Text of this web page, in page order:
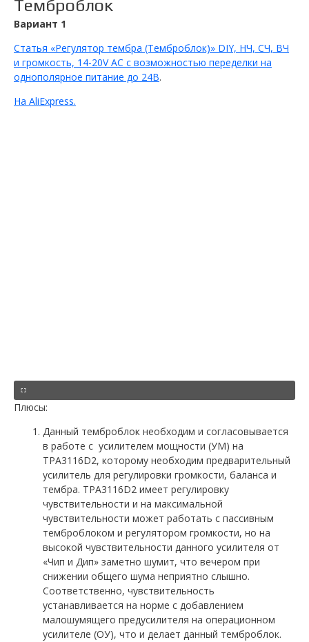
Темброблок
Вариант 1
Статья «Регулятор тембра (Темброблок)» DIY, НЧ, СЧ, ВЧ
и громкость, 14-20V AC с возможностью переделки на
однополярное питание до 24В.
На AliExpress.
Плюсы:
Данный темброблок необходим и согласовывается
в работе с усилителем мощности (УМ) на
TPA3116D2, которому необходим предварительный
усилитель для регулировки громкости, баланса и
тембра. TPA3116D2 имеет регулировку
чувствительности и на максимальной
чувствительности может работать с пассивным
темброблоком и регулятором громкости, но на
высокой чувствительности данного усилителя от
«Чип и Дип» заметно шумит, что вечером при
снижении общего шума неприятно слышно.
Соответственно, чувствительность
устанавливается на норме с добавлением
малошумящего предусилителя на операционном
усилителе (ОУ), что и делает данный темброблок.